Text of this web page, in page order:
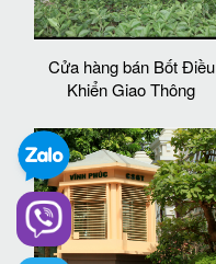
Cửa hàng bán Bốt Điều
Khiển Giao Thông